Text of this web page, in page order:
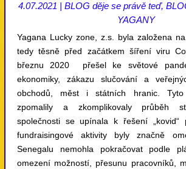
4.07.2021 | BLOG děje se právě teď,
YAGANY
Yagana Lucky zone, z.s. byla založena
tedy těsně před začátkem šíření viru
březnu 2020 přešel ke světové
ekonomiky, zákazu slučování a
obchodů, měst i státních hranic.
zpomalily a zkomplikovaly průběh
společnosti se upínala k řešení „kovid“
fundraisingové aktivity byly značně
Senegalu nemohla pokračovat podle
omezení možností, přesunu pracovníků,